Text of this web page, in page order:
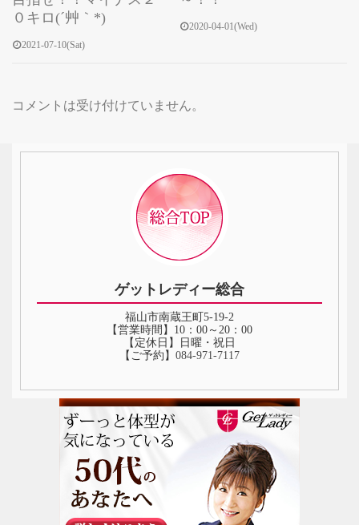
０キロ(´艸｀*)
2021-07-10(Sat)
2020-04-01(Wed)
コメントは受け付けていません。
ゲットレディー総合
福山市南蔵王町5-19-2
【営業時間】10：00～20：00
【定休日】日曜・祝日
【ご予約】 084‐971‐7117